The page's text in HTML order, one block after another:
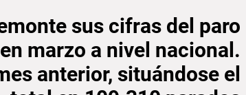
sus cifras del paro
marzo a nivel nacional.
anterior, situándose el